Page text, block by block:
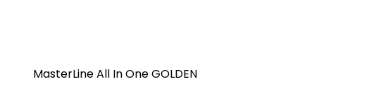
MasterLine All In One GOLDEN